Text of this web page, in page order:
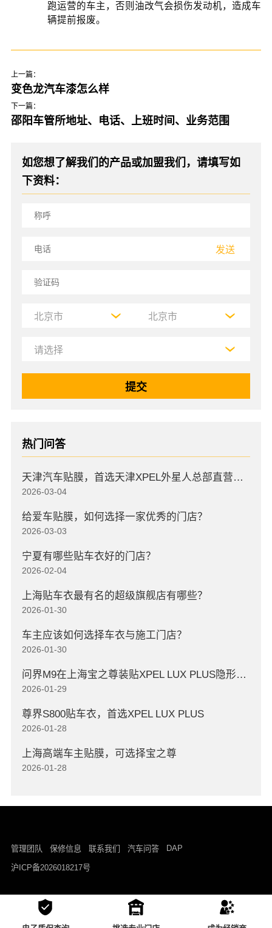
跑运营的车主，否则油改气会损伤发动机，造成车
辆提前报废。
上一篇：
变色龙汽车漆怎么样
下一篇：
邵阳车管所地址、电话、上班时间、业务范围
如您想了解我们的产品或加盟我们，请填写如
下资料：
发送
热门问答
天津汽车贴膜，首选天津XPEL外星人总部直营店，高口碑店
2026-03-04
给爱车贴膜，如何选择一家优秀的门店？
2026-03-03
宁夏有哪些贴车衣好的门店？
2026-02-04
上海贴车衣最有名的超级旗舰店有哪些？
2026-01-30
车主应该如何选择车衣与施工门店？
2026-01-30
问界M9在上海宝之尊装贴XPEL LUX PLUS隐形车衣
2026-01-29
尊界S800贴车衣，首选XPEL LUX PLUS
2026-01-28
上海高端车主贴膜，可选择宝之尊
2026-01-28
管理团队 保修信息 联系我们 汽车问答 DAP
沪ICP备2026018217号